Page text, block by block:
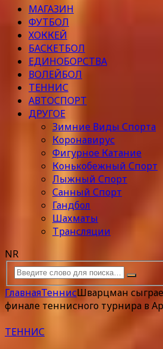
МАГАЗИН
ФУТБОЛ
ХОККЕЙ
БАСКЕТБОЛ
ЕДИНОБОРСТВА
ВОЛЕЙБОЛ
ТЕННИС
АВТОСПОРТ
ДРУГОЕ
Зимние Виды Спорта
Коронавирус
Фигурное Катание
Конькобежный Спорт
Лыжный Спорт
Санный Спорт
Гандбол
Шахматы
Трансляции
NR
ГлавнаяТеннисШварцман
финале теннисного турнира в
ТЕННИС